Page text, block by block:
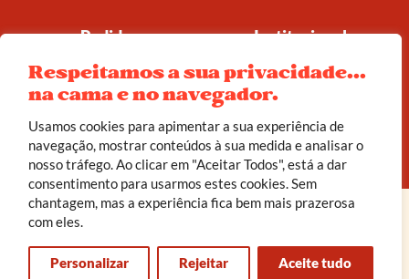
Respeitamos a sua privacidade...
na cama e no navegador.
Usamos cookies para apimentar a sua experiência de
navegação, mostrar conteúdos à sua medida e analisar o
nosso tráfego. Ao clicar em "Aceitar Todos", está a dar
consentimento para usarmos estes cookies. Sem
chantagem, mas a experiência fica bem mais prazerosa
com eles.
Personalizar Rejeitar Aceite tudo
Pedidos
Termos e Condições
Institucional
Política de Privacidade
© 2025 d’leite. Todos os direitos reservados.
Feito com carinho porJoão Corrêa